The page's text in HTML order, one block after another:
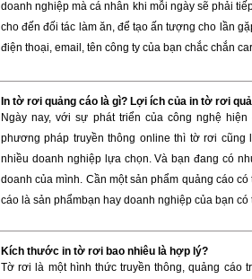
doanh nghiệp mà cá nhân khi mỗi ngày sẽ phải
cho đến đối tác làm ăn, để tạo ấn tượng cho lần
điện thoại, email, tên công ty của bạn chắc chắn
In tờ rơi quảng cáo là gì? Lợi ích của in tờ rơi
Ngày nay, với sự phát triển của công nghệ
phương pháp truyền thông online thì tờ rơi
nhiều doanh nghiệp lựa chọn. Và bạn đang có
doanh của mình. Cần một sản phẩm quảng cáo
cáo là sản phẩmbạn hay doanh nghiệp của bạn có
Kích thước in tờ rơi bao nhiêu là hợp lý?
Tờ rơi là một hình thức truyền thông, quảng cáo